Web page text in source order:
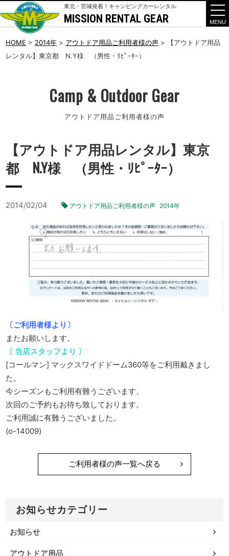
東北・宮城発着！キャンピングカーレンタル
MISSION RENTAL GEAR
t
o
g
l
HOME > 2014年 > アウトドア用品ご利用者様の声 >
【アウトドア用品
レンタル】東京都 N.Y様 （男性・ﾘﾋﾟｰﾀｰ）
Camp & Outdoor Gear
アウトドア用品ご利用者様の声
【アウトドア用品レンタル】東京
都 N.Y様 （男性・ﾘﾋﾟｰﾀｰ）
2014/02/04 アウトドア用品ご利用者様の声 2014年
〔ご利用者様より〕
またお願いします。
〔 当店スタッフより 〕
[コールマン] マックスワイドドーム360等をご利用戴きまし
た。
今シーズンもご利用有難うございます。
次回のご予約もお待ち致しております。
ご利用誠に有難うございました。
(o-14009)
ご利用者様の声一覧へ戻る
お知らせカテゴリー
お知らせ
アウトドア用品